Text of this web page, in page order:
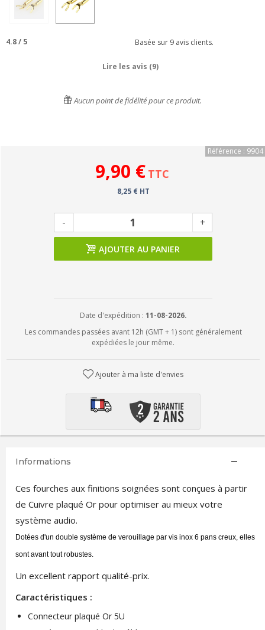
4.8/ 5 Basée sur 9 avis clients.
Lire les avis (9)
Aucun point de fidélité pour ce produit.
Référence : 9904
9,90 € TTC
8,25 € HT
- +
AJOUTER AU PANIER
Date d'expédition : 11-08-2026.
Les commandes passées avant 12h (GMT + 1) sont généralement
expédiées le jour même.
Ajouter à ma liste d'envies
Informations
Ces fourches aux finitions soignées sont conçues à partir
de Cuivre plaqué Or pour optimiser au mieux votre
système audio.
Dotées d'un double système de verouillage par vis inox 6 pans creux, elles
sont avant tout robustes.
Un excellent rapport qualité-prix.
Caractéristiques :
Connecteur plaqué Or 5U